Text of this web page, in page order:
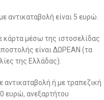
αντικαταβολή είναι 5 ευρώ.
κάρτα μέσω της ιστοσελίδας
είναι ΔΩΡΕΑΝ (τα
της Ελλάδας).
αντικαταβολή ή με τραπεζική
ευρώ, ανεξαρτήτου